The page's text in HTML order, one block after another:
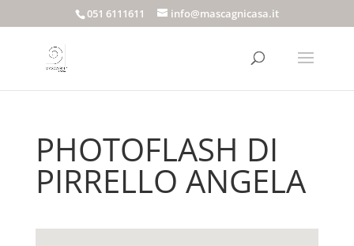
051 6111611 info@mascagnicasa.it
PHOTOFLASH DI
PIRRELLO ANGELA